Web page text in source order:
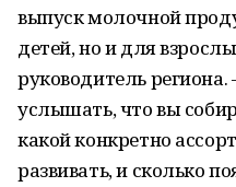
выпуск молочной
детей, но и для
руководитель
услышать, что вы
какой конкретно
развивать, и сколько